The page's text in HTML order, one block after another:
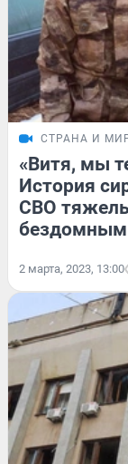
СТРАНА И
«Витя, мы
История
СВО
бездомным
2 марта, 2023, 13:00